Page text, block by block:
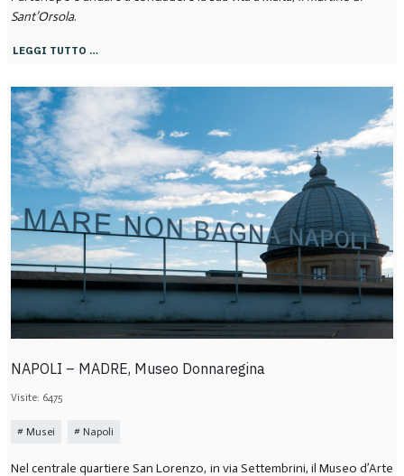
Sant’Orsola.
LEGGI TUTTO …
NAPOLI – MADRE, Museo Donnaregina
Visite: 6475
Musei Napoli
Nel centrale quartiere San Lorenzo, in via Settembrini, il Museo d’Arte